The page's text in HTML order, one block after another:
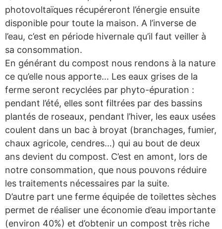
photovoltaïques récupéreront l’énergie ensuite
disponible pour toute la maison. A l’inverse de
l’eau, c’est en période hivernale qu’il faut veiller à
sa consommation.
En générant du compost nous rendons à la nature
ce qu’elle nous apporte… Les eaux grises de la
ferme seront recyclées par phyto-épuration :
pendant l’été, elles sont filtrées par des bassins
plantés de roseaux, pendant l’hiver, les eaux usées
coulent dans un bac à broyat (branchages, fumier,
chaux agricole, cendres…) qui au bout de deux
ans devient du compost. C’est en amont, lors de
notre consommation, que nous pouvons réduire
les traitements nécessaires par la suite.
D’autre part une ferme équipée de toilettes sèches
permet de réaliser une économie d’eau importante
(environ 40%) et d’obtenir un compost très riche